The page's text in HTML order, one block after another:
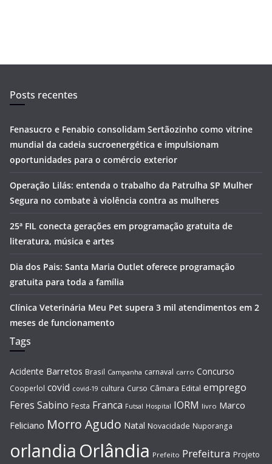
Posts recentes
Fenasucro e Fenabio consolidam Sertãozinho como vitrine
mundial da cadeia sucroenergética e impulsionam
oportunidades para o comércio exterior
Operação Lilás: entenda o trabalho da Patrulha SP Mulher
Segura no combate à violência contra as mulheres
25ª FIL conecta gerações em programação gratuita de
literatura, música e artes
Dia dos Pais: Santa Maria Outlet oferece programação
gratuita para toda a família
Clínica Veterinária Meu Pet supera 3 mil atendimentos em 2
meses de funcionamento
Tags
Acidente Barretos Brasil Campanha carnaval carro Concurso
Cooperlol covid covid-19 cultura Curso Câmara Edital emprego
Feres Sabino Festa Franca Futsal Hospital IORM livro Marco
Feliciano Morro Agudo Natal Novacidade Nuporanga
orlandia Orlândia Prefeito Prefeitura Projeto